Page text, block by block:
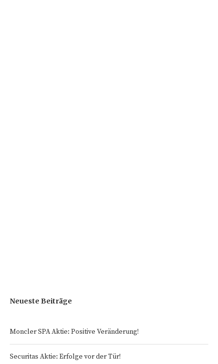
Neueste Beiträge
Moncler SPA Aktie: Positive Veränderung!
Securitas Aktie: Erfolge vor der Tür!